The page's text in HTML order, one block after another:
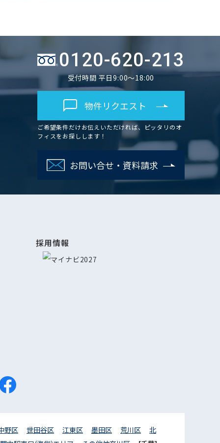
0120-620-213
受付時間 平日9:00～18:00
物件リクエスト
ご希望条件だけお伝えいただければ、ピッタリのオ
フィスをお探しします！
お問い合せ・資料請求
採用情報
野区 世田谷区 江東区 墨田区 荒川区
北